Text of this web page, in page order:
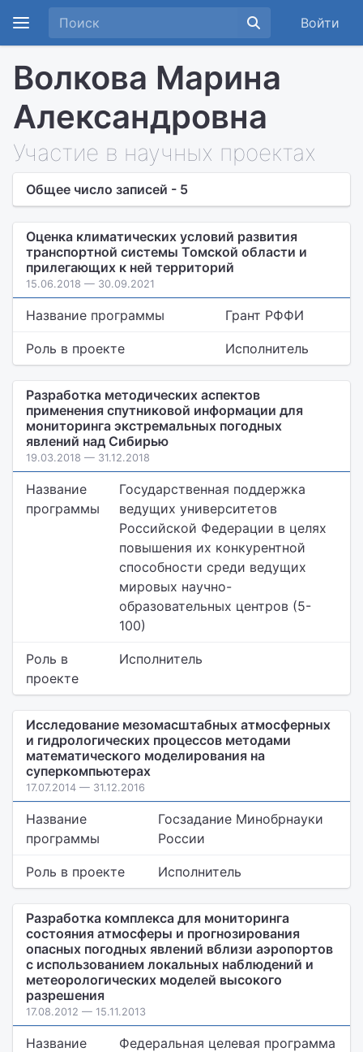
Войти
Волкова Марина
Александровна
Участие в научных проектах
Общее число записей - 5
Оценка климатических условий развития
транспортной системы Томской области и
прилегающих к ней территорий
15.06.2018 — 30.09.2021
Название программы Грант РФФИ
Роль в проекте Исполнитель
Разработка методических аспектов
применения спутниковой информации для
мониторинга экстремальных погодных
явлений над Сибирью
19.03.2018 — 31.12.2018
Название
программы
Государственная поддержка
ведущих университетов
Российской Федерации в целях
повышения их конкурентной
способности среди ведущих
мировых научно-
образовательных центров (5-
100)
Роль в
проекте
Исполнитель
Исследование мезомасштабных атмосферных
и гидрологических процессов методами
математического моделирования на
суперкомпьютерах
17.07.2014 — 31.12.2016
Название
программы
Госзадание Минобрнауки
России
Роль в проекте Исполнитель
Разработка комплекса для мониторинга
состояния атмосферы и прогнозирования
опасных погодных явлений вблизи аэропортов
с использованием локальных наблюдений и
метеорологических моделей высокого
разрешения
17.08.2012 — 15.11.2013
Название
Федеральная целевая программа